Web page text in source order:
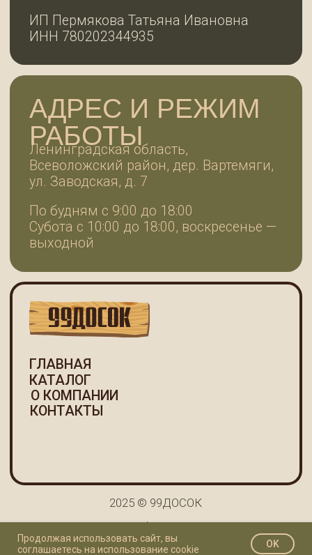
Продолжая использовать сайт, вы
соглашаетесь на использование cookie
OK